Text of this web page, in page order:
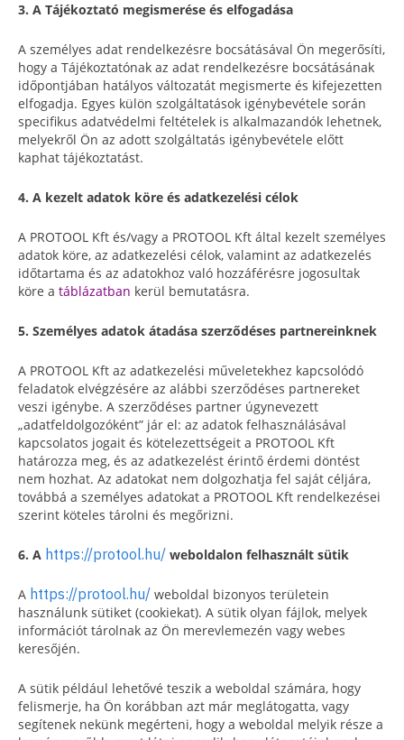
3. A Tájékoztató megismerése és elfogadása
A személyes adat rendelkezésre bocsátásával Ön megerősíti,
hogy a Tájékoztatónak az adat rendelkezésre bocsátásának
időpontjában hatályos változatát megismerte és kifejezetten
elfogadja. Egyes külön szolgáltatások igénybevétele során
specifikus adatvédelmi feltételek is alkalmazandók lehetnek,
melyekről Ön az adott szolgáltatás igénybevétele előtt
kaphat tájékoztatást.
4. A kezelt adatok köre és adatkezelési célok
A PROTOOL Kft és/vagy a PROTOOL Kft által kezelt személyes
adatok köre, az adatkezelési célok, valamint az adatkezelés
időtartama és az adatokhoz való hozzáférésre jogosultak
köre a táblázatban kerül bemutatásra.
5. Személyes adatok átadása szerződéses partnereinknek
A PROTOOL Kft az adatkezelési műveletekhez kapcsolódó
feladatok elvégzésére az alábbi szerződéses partnereket
veszi igénybe. A szerződéses partner úgynevezett
„adatfeldolgozóként” jár el: az adatok felhasználásával
kapcsolatos jogait és kötelezettségeit a PROTOOL Kft
határozza meg, és az adatkezelést érintő érdemi döntést
nem hozhat. Az adatokat nem dolgozhatja fel saját céljára,
továbbá a személyes adatokat a PROTOOL Kft rendelkezései
szerint köteles tárolni és megőrizni.
6. A https://protool.hu/ weboldalon felhasznált sütik
A https://protool.hu/ weboldal bizonyos területein
használunk sütiket (cookiekat). A sütik olyan fájlok, melyek
információt tárolnak az Ön merevlemezén vagy webes
keresőjén.
A sütik például lehetővé teszik a weboldal számára, hogy
felismerje, ha Ön korábban azt már meglátogatta, vagy
segítenek nekünk megérteni, hogy a weboldal melyik része a